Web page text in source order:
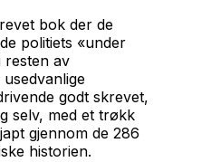
bok der de
politiets «under
resten av
godt skrevet,
selv, med et trøkk
gjennom de 286
historien.